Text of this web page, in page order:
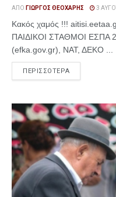
ΑΠΌ ΓΙΏΡΓΟΣ ΘΕΟΧΆΡΗΣ 3
Κακός χαμός !!!
ΠΑΙΔΙΚΟΙ ΣΤΑΘΜΟΙ ΕΣΠΑ
(efka.gov.gr), ΝΑΤ, ΔΕΚΟ ...
ΠΕΡΙΣΣΟΤΕΡΑ